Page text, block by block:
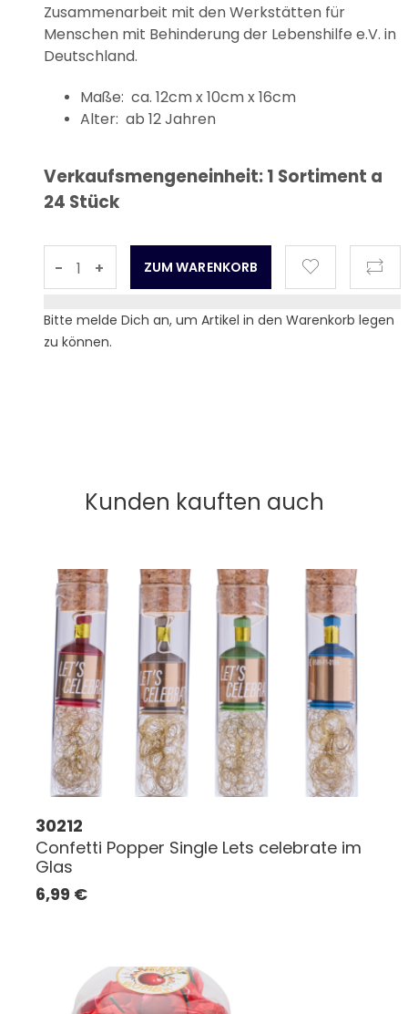
Zusammenarbeit mit den Werkstätten für
Menschen mit Behinderung der Lebenshilfe e.V. in
Deutschland.
Maße: ca. 12cm x 10cm x 16cm
Alter: ab 12 Jahren
Verkaufsmengeneinheit: 1 Sortiment a
24 Stück
- +
Bitte melde Dich an, um Artikel in den Warenkorb legen
zu können.
Kunden kauften auch
30212
Confetti Popper Single Lets celebrate im
Glas
6,99 €